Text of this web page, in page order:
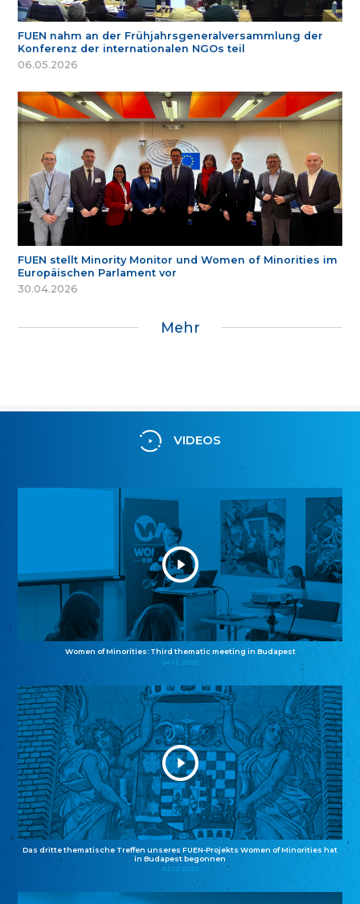
FUEN nahm an der Frühjahrsgeneralversammlung der
Konferenz der internationalen NGOs teil
06.05.2026
FUEN stellt Minority Monitor und Women of Minorities im
Europäischen Parlament vor
30.04.2026
Mehr
VIDEOS
Women of Minorities: Third thematic meeting in Budapest
04.12.2025
Das dritte thematische Treffen unseres FUEN-Projekts Women of Minorities hat
in Budapest begonnen
02.12.2025